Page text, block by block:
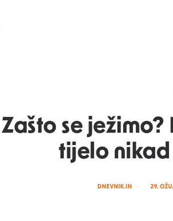
Zašto se ježimo?
tijelo
POSTED
DNEVNIK.IN 29.